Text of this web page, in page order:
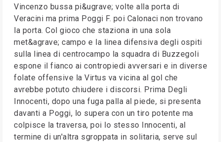
Vincenzo bussa pi&ugrave; volte alla porta di
Veracini ma prima Poggi F. poi Calonaci non trovano
la porta. Col gioco che staziona in una sola
met&agrave; campo e la linea difensiva degli ospiti
sulla linea di centrocampo la squadra di Buzzegoli
espone il fianco ai contropiedi avversari e in diverse
folate offensive la Virtus va vicina al gol che
avrebbe potuto chiudere i discorsi. Prima Degli
Innocenti, dopo una fuga palla al piede, si presenta
davanti a Poggi, lo supera con un tiro potente ma
colpisce la traversa, poi lo stesso Innocenti, al
termine di un'altra sgroppata in solitaria, serve sul